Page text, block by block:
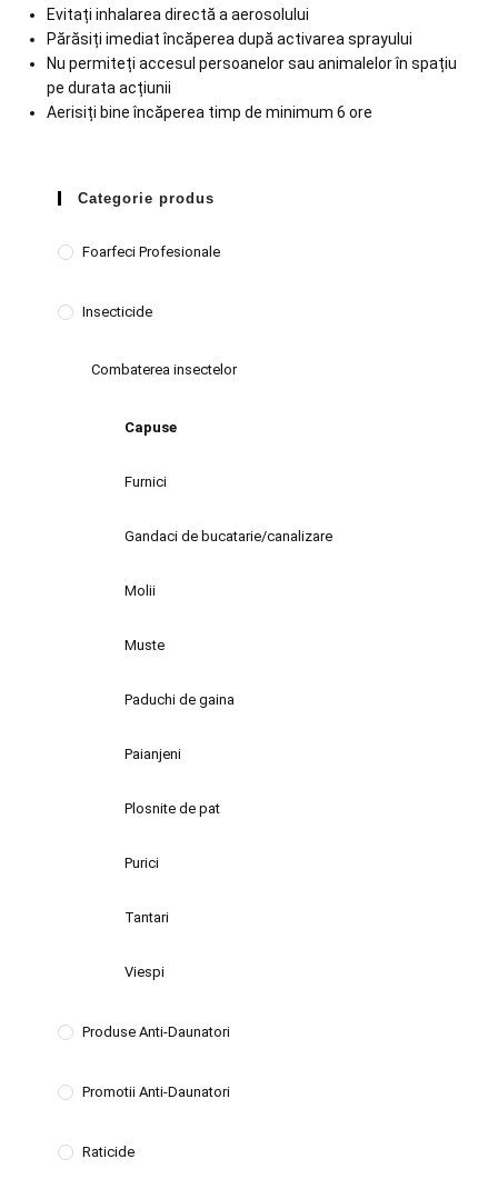
Evitați inhalarea directă a aerosolului
Părăsiți imediat încăperea după activarea sprayului
Nu permiteți accesul persoanelor sau animalelor în spațiu
pe durata acțiunii
Aerisiți bine încăperea timp de minimum 6 ore
Categorie produs
Foarfeci Profesionale
Insecticide
Combaterea insectelor
Capuse
Furnici
Gandaci de bucatarie/canalizare
Molii
Muste
Paduchi de gaina
Paianjeni
Plosnite de pat
Purici
Tantari
Viespi
Produse Anti-Daunatori
Promotii Anti-Daunatori
Raticide